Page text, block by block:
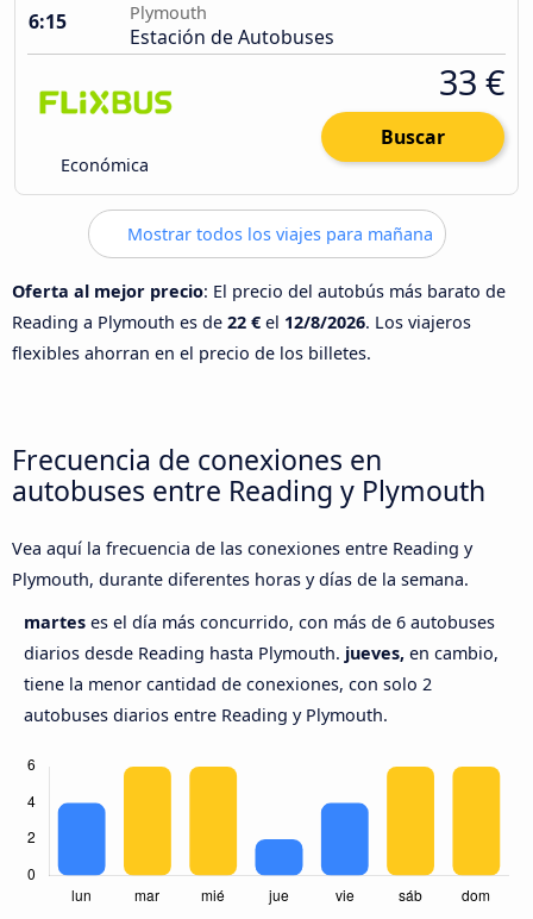
6:15
Plymouth
Estación de Autobuses
Económica
33 €
Buscar
Mostrar todos los viajes para mañana
Oferta al mejor precio: El precio del autobús más barato de
Reading a Plymouth es de 22 € el 12/8/2026. Los viajeros
flexibles ahorran en el precio de los billetes.
Frecuencia de conexiones en
autobuses entre Reading y Plymouth
Vea aquí la frecuencia de las conexiones entre Reading y
Plymouth, durante diferentes horas y días de la semana.
martes es el día más concurrido, con más de 6 autobuses
diarios desde Reading hasta Plymouth. jueves, en cambio,
tiene la menor cantidad de conexiones, con solo 2
autobuses diarios entre Reading y Plymouth.